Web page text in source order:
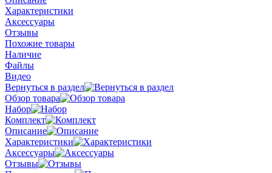
Характеристики
Аксессуары
Отзывы
Похожие товары
Наличие
Файлы
Видео
Вернуться в раздел
Обзор товара
Набор
Комплект
Описание
Характеристики
Аксессуары
Отзывы